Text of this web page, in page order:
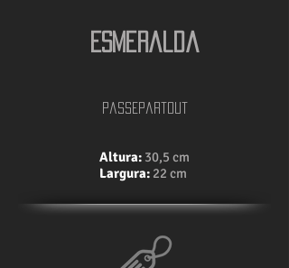
Esmeralda
passepartout
Altura: 30,5 cm
Largura: 22 cm